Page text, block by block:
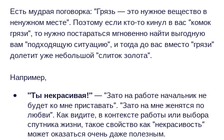
Есть мудрая поговорка: "Грязь — это нужное вещество в
ненужном месте". Поэтому если кто-то кинул в вас "комок
грязи", то нужно постараться мгновенно найти выгодную
вам "подходящую ситуацию", и тогда до вас вместо "грязи"
долетит уже небольшой "слиток золота".
Например,
"Ты некрасивая!"— "Зато на работе начальник не
будет ко мне приставать". "Зато на мне женятся по
любви". Как видите, в контексте работы или выбора
спутника жизни, такое свойство как "некрасивость"
может оказаться очень даже полезным.